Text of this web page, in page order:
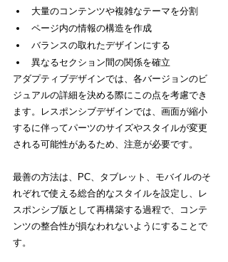
大量のコンテンツや複雑なテーマを分割
ページ内の情報の構造を作成
バランスの取れたデザインにする
異なるセクション間の関係を確立
アダプティブデザインでは、各バージョンのビ
ジュアルの詳細を決める際にこの点を考慮でき
ます。レスポンシブデザインでは、画面が縮小
するに伴ってパーツのサイズやスタイルが変更
される可能性があるため、注意が必要です。
最善の方法は、PC、タブレット、モバイルのそ
れぞれで使える総合的なスタイルを設定し、レ
スポンシブ版として再構築する過程で、コンテ
ンツの整合性が損なわれないようにすることで
す。